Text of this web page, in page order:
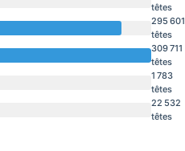
têtes
295 601
têtes
309 711
têtes
1 783
têtes
22 532
têtes